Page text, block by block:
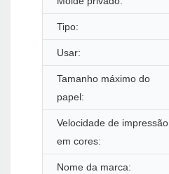
Tipo:
Usar:
Tamanho máximo do
papel:
Velocidade de impressão
em cores:
Nome da marca: